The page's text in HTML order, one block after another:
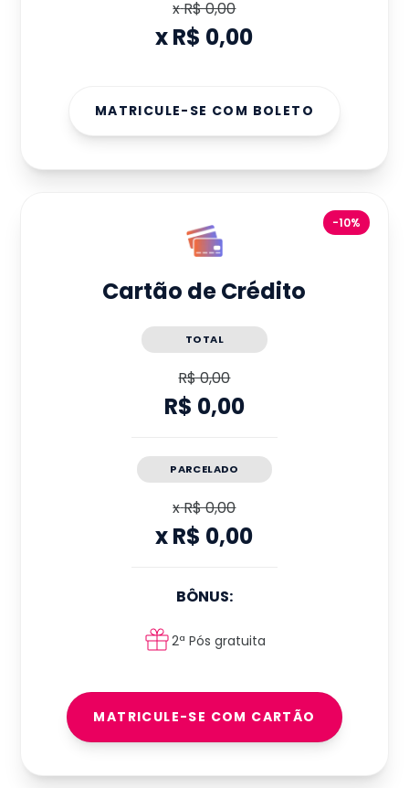
xR$ 0,00
xR$ 0,00
MATRICULE-SE COM BOLETO
-10%
Cartão de Crédito
TOTAL
R$ 0,00
R$ 0,00
PARCELADO
xR$ 0,00
xR$ 0,00
BÔNUS:
2ª Pós gratuita
MATRICULE-SE COM CARTÃO